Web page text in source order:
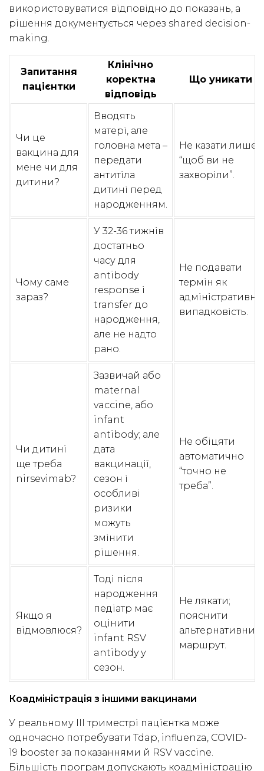
використовуватися відповідно до показань, а
рішення документується через shared decision-
making.
Запитання
пацієнтки
Клінічно
коректна
відповідь
Що уникати
Чи це
вакцина для
мене чи для
дитини?
Вводять
матері, але
головна мета –
передати
антитіла
дитині перед
народженням.
Не казати лише
“щоб ви не
захворіли”.
Чому саме
зараз?
У 32-36 тижнів
достатньо
часу для
antibody
response і
transfer до
народження,
але не надто
рано.
Не подавати
термін як
адміністративну
випадковість.
Чи дитині
ще треба
nirsevimab?
Зазвичай або
maternal
vaccine, або
infant
antibody; але
дата
вакцинації,
сезон і
особливі
ризики
можуть
змінити
рішення.
Не обіцяти
автоматично
“точно не
треба”.
Якщо я
відмовлюся?
Тоді після
народження
педіатр має
оцінити
infant RSV
antibody у
сезон.
Не лякати;
пояснити
альтернативний
маршрут.
Коадміністрація з іншими вакцинами
У реальному III триместрі пацієнтка може
одночасно потребувати Tdap, influenza, COVID-
19 booster за показаннями й RSV vaccine.
Більшість програм допускають коадміністрацію